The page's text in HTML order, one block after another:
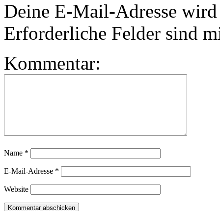
Deine E-Mail-Adresse
Erforderliche Felder sind
Kommentar:
Name *
E-Mail-Adresse *
Website